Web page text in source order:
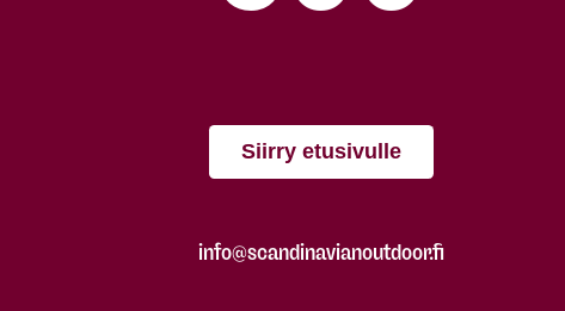
Siirry etusivulle
info@scandinavianoutdoor.fi